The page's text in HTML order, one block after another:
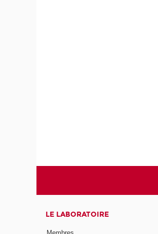
LE LABORATOIRE